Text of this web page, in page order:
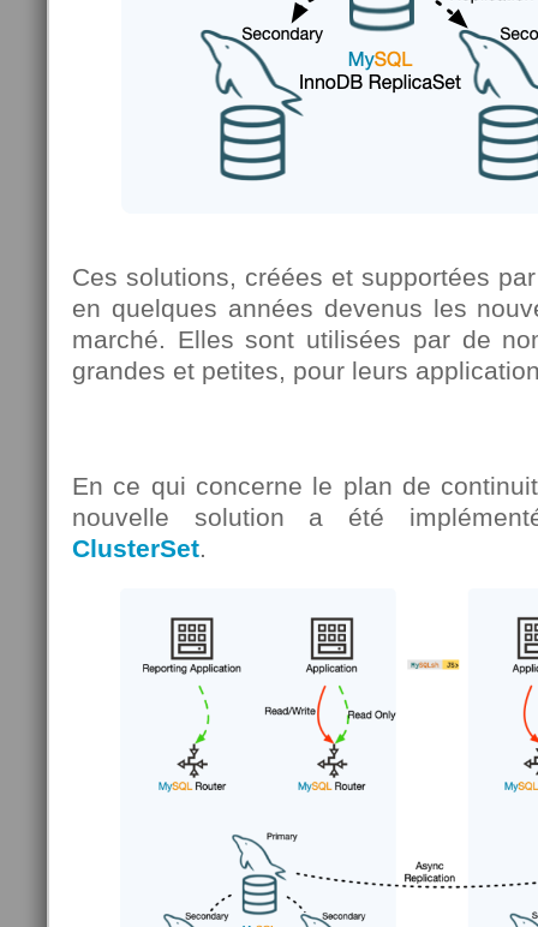
Ces solutions, créées et supportées
en quelques années devenus les
marché. Elles sont utilisées par de
grandes et petites, pour leurs
En ce qui concerne le plan de
nouvelle solution a été
ClusterSet.